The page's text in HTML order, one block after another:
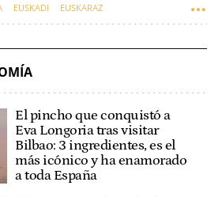
EUSKADI EUSKARAZ
El pincho que conquistó a
Eva Longoria tras visitar
Bilbao: 3 ingredientes, es el
más icónico y ha enamorado
a toda España